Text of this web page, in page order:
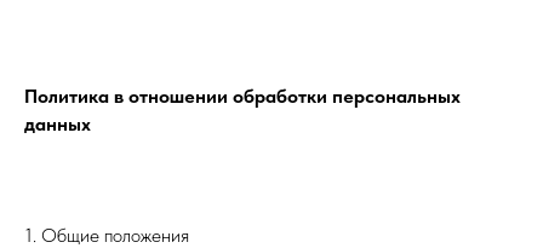
Политика в отношении обработки персональных
данных
1. Общие положения